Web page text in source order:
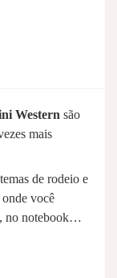
Western são
mais
de rodeio e
você
no notebook…